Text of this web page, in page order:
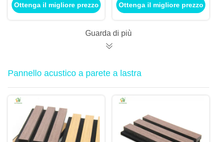
per i sistemi della
Ottenga il migliore prezzo
insonorizzato per il
Ottenga il migliore prezzo
Guarda di più
Pannello acustico a parete a lastra